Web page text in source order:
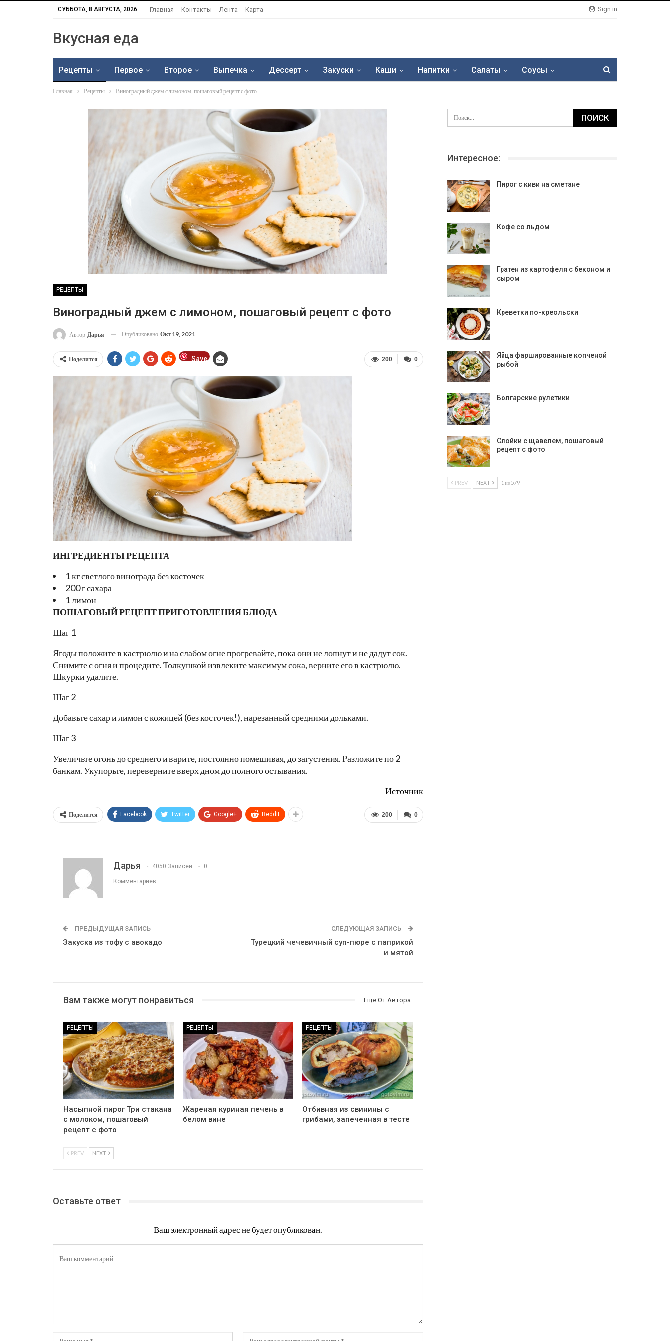
Sign in
СУББОТА, 8 АВГУСТА, 2026 Главная Контакты Лента Карта
Вкусная еда
Рецепты Первое Второе Выпечка Дессерт Закуски Каши Напитки Салаты Соусы
Главная Рецепты Виноградный джем с лимоном, пошаговый рецепт с фото
РЕЦЕПТЫ
Виноградный джем с лимоном, пошаговый рецепт с фото
Автор Дарья Опубликовано Окт 19, 2021
0
200
Поделится Save
ИНГРЕДИЕНТЫ РЕЦЕПТА
1 кг светлого винограда без косточек
200 г сахара
1 лимон
ПОШАГОВЫЙ РЕЦЕПТ ПРИГОТОВЛЕНИЯ БЛЮДА
Шаг 1
Ягоды положите в кастрюлю и на слабом огне прогревайте, пока они не лопнут и не дадут сок.
Снимите с огня и процедите. Толкушкой извлеките максимум сока, верните его в кастрюлю.
Шкурки удалите.
Шаг 2
Добавьте сахар и лимон с кожицей (без косточек!), нарезанный средними дольками.
Шаг 3
Увеличьте огонь до среднего и варите, постоянно помешивая, до загустения. Разложите по 2
банкам. Укупорьте, переверните вверх дном до полного остывания.
Источник
0
200
Поделится Facebook Twitter Google+ ReddIt
Дарья 4050 Записей 0
Комментариев
ПРЕДЫДУЩАЯ ЗАПИСЬ
Закуска из тофу с авокадо
СЛЕДУЮЩАЯ ЗАПИСЬ
Турецкий чечевичный суп-пюре с паприкой
и мятой
Вам также могут понравиться Еще От Автора
РЕЦЕПТЫ
Насыпной пирог Три стакана
с молоком, пошаговый
рецепт с фото
РЕЦЕПТЫ
Жареная куриная печень в
белом вине
РЕЦЕПТЫ
Отбивная из свинины с
грибами, запеченная в тесте
PREV NEXT
Оставьте ответ
Ваш электронный адрес не будет опубликован.
Интересное:
Пирог с киви на сметане
Кофе со льдом
Гратен из картофеля с беконом и
сыром
Креветки по-креольски
Яйца фаршированные копченой
рыбой
Болгарские рулетики
Слойки с щавелем, пошаговый
рецепт с фото
PREV NEXT 1 из 579